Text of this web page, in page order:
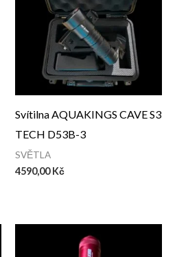
Svítilna AQUAKINGS CAVE S3
TECH D53B-3
SVĚTLA
4590,00Kč